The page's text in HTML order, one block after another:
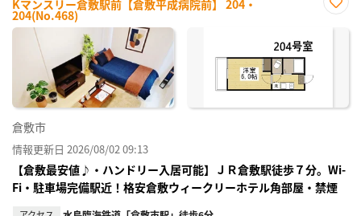
Kマンスリー倉敷駅前【倉敷平成病院前】 204・
204(No.468)
に入
倉敷市
情報更新日 2026/08/02 09:13
【倉敷最安値♪・ハンドリー入居可能】ＪＲ倉敷駅徒歩７分。Wi-
Fi・駐車場完備駅近！格安倉敷ウィークリーホテル角部屋・禁煙